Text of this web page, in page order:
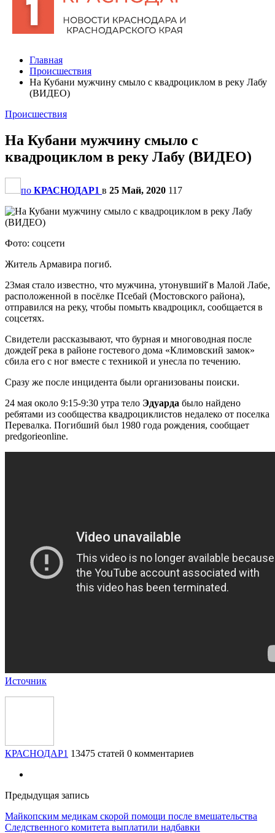
Главная
Происшествия
На Кубани мужчину смыло с квадроциклом в реку Лабу
(ВИДЕО)
Происшествия
На Кубани мужчину смыло с
квадроциклом в реку Лабу (ВИДЕО)
по КРАСНОДАР1 в 25 Май, 2020 117
Фото: соцсети
Житель Армавира погиб.
23мая стало известно, что мужчина, утонувший̆ в Малой Лабе,
расположенной в посёлке Псебай (Мостовского района),
отправился на реку, чтобы помыть квадроцикл, сообщается в
соцсетях.
Свидетели рассказывают, что бурная и многоводная после
дождей̆ река в районе гостевого дома «Климовский замок»
сбила его с ног вместе с техникой и унесла по течению.
Сразу же после инцидента были организованы поиски.
24 мая около 9:15-9:30 утра тело Эдуарда было найдено
ребятами из сообщества квадроциклистов недалеко от поселка
Перевалка. Погибший был 1980 года рождения, сообщает
predgorieonline.
Источник
КРАСНОДАР1 13475 статей 0 комментариев
Предыдущая запись
Майкопским медикам скорой помощи после вмешательства
Следственного комитета выплатили надбавки